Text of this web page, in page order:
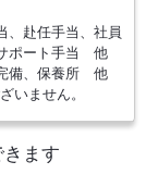
、赴任手当、社員
ポート手当 他
備、保養所 他
いません。
ます